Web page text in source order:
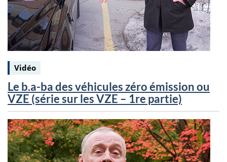
Keywords:
Vidéo
Le b.a-ba des véhicules zéro émission ou
VZE (série sur les VZE – 1re partie)